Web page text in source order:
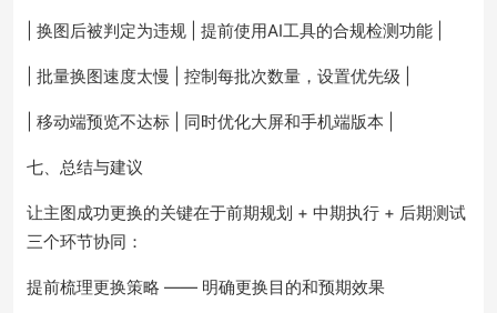
| 换图后被判定为违规 | 提前使用AI工具的合规检测功能 |
| 批量换图速度太慢 | 控制每批次数量，设置优先级 |
| 移动端预览不达标 | 同时优化大屏和手机端版本 |
七、总结与建议
让主图成功更换的关键在于前期规划 + 中期执行 + 后期测试
三个环节协同：
提前梳理更换策略 —— 明确更换目的和预期效果